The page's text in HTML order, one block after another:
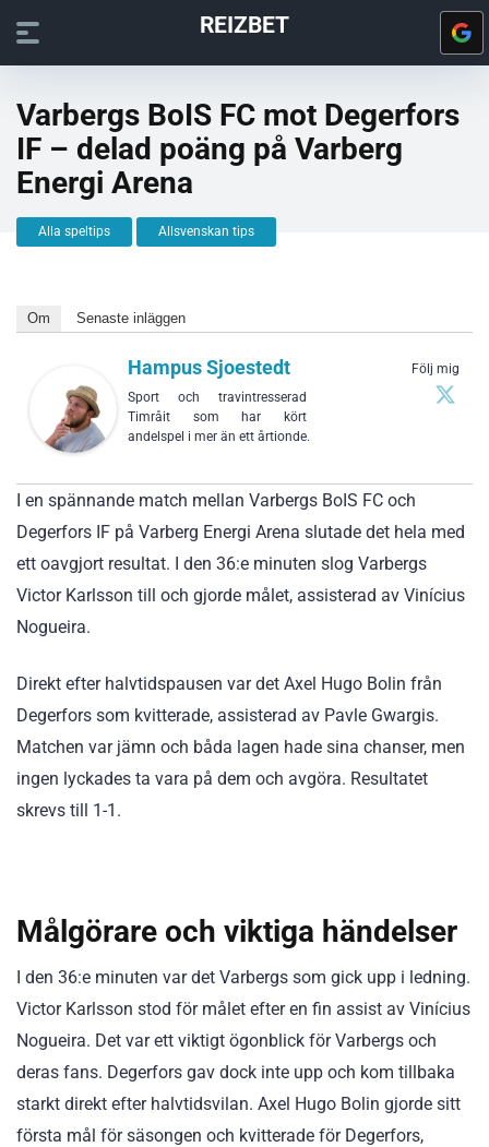
REIZBET
Varbergs BoIS FC mot Degerfors
IF – delad poäng på Varberg
Energi Arena
Alla speltips Allsvenskan tips
Om Senaste inläggen
Följ mig
Hampus Sjoestedt
Sport och travintresserad
Timråit som har kört
andelspel i mer än ett årtionde.
I en spännande match mellan Varbergs BoIS FC och
Degerfors IF på Varberg Energi Arena slutade det hela med
ett oavgjort resultat. I den 36:e minuten slog Varbergs
Victor Karlsson till och gjorde målet, assisterad av Vinícius
Nogueira.
Direkt efter halvtidspausen var det Axel Hugo Bolin från
Degerfors som kvitterade, assisterad av Pavle Gwargis.
Matchen var jämn och båda lagen hade sina chanser, men
ingen lyckades ta vara på dem och avgöra. Resultatet
skrevs till 1-1.
Målgörare och viktiga händelser
I den 36:e minuten var det Varbergs som gick upp i ledning.
Victor Karlsson stod för målet efter en fin assist av Vinícius
Nogueira. Det var ett viktigt ögonblick för Varbergs och
deras fans. Degerfors gav dock inte upp och kom tillbaka
starkt direkt efter halvtidsvilan. Axel Hugo Bolin gjorde sitt
första mål för säsongen och kvitterade för Degerfors,